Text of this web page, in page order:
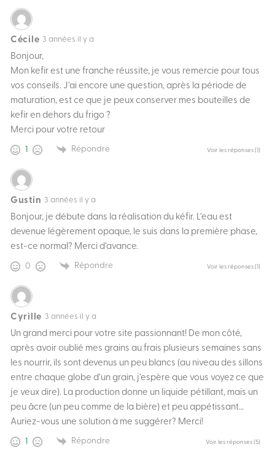
Cécile 3 années il y a
Bonjour,
Mon kefir est une franche réussite, je vous remercie pour tous
vos conseils. J’ai encore une question, après la période de
maturation, est ce que je peux conserver mes bouteilles de
kefir en dehors du frigo ?
Merci pour votre retour
1 Répondre Voir les réponses(1)
Gustin 3 années il y a
Bonjour, je débute dans la réalisation du kéfir. L’eau est
devenue légèrement opaque, le suis dans la première phase,
est-ce normal? Merci d’avance.
0 Répondre Voir les réponses(1)
Cyrille 3 années il y a
Un grand merci pour votre site passionnant! De mon côté,
après avoir oublié mes grains au frais plusieurs semaines sans
les nourrir, ils sont devenus un peu blancs (au niveau des sillons
entre chaque globe d’un grain, j’espère que vous voyez ce que
je veux dire). La production donne un liquide pétillant, mais un
peu âcre (un peu comme de la bière) et peu appétissant…
Auriez-vous une solution à me suggérer? Merci!
1 Répondre Voir les réponses(5)